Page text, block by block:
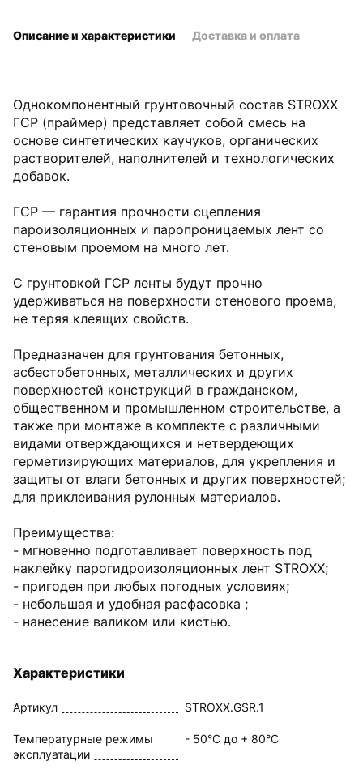
Однокомпонентный грунтовочный состав STROXX
ГСР (праймер) представляет собой смесь на
основе синтетических каучуков, органических
растворителей, наполнителей и технологических
добавок.
ГСР — гарантия прочности сцепления
пароизоляционных и паропроницаемых лент со
стеновым проемом на много лет.
С грунтовкой ГСР ленты будут прочно
удерживаться на поверхности стенового проема,
не теряя клеящих свойств.
Предназначен для грунтования бетонных,
асбестобетонных, металлических и других
поверхностей конструкций в гражданском,
общественном и промышленном строительстве, а
также при монтаже в комплекте с различными
видами отверждающихся и нетвердеющих
герметизирующих материалов, для укрепления и
защиты от влаги бетонных и других поверхностей;
для приклеивания рулонных материалов.
Преимущества:
- мгновенно подготавливает поверхность под
наклейку парогидроизоляционных лент STROXX;
- пригоден при любых погодных условиях;
- небольшая и удобная расфасовка ;
- нанесение валиком или кистью.
Характеристики
Артикул STROXX.GSR.1
Температурные режимы
эксплуатации
- 50°С до + 80°С
Описание и характеристики Доставка и оплата